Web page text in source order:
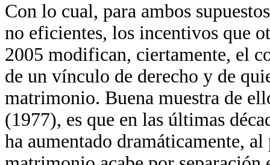
Con lo cual, para ambos
no eficientes, los incentivos que
2005 modifican, ciertamente, el
de un vínculo de derecho y de
matrimonio. Buena muestra de
(1977), es que en las últimas
ha aumentado dramáticamente,